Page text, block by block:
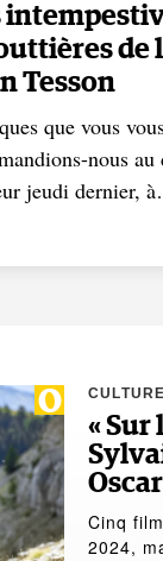
de
Tesson
que vous
nous au
jeudi dernier,
CULTURE
« Sur
Cinq
2024,